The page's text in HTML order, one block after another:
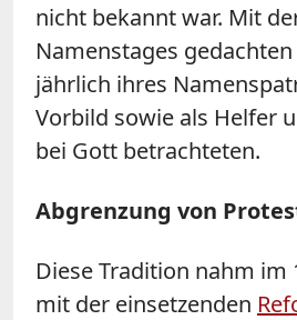
nicht bekannt war. Mit
Namenstages
jährlich ihres
Vorbild sowie als Helfer
bei Gott betrachteten.
Abgrenzung von
Diese Tradition nahm im
mit der einsetzenden